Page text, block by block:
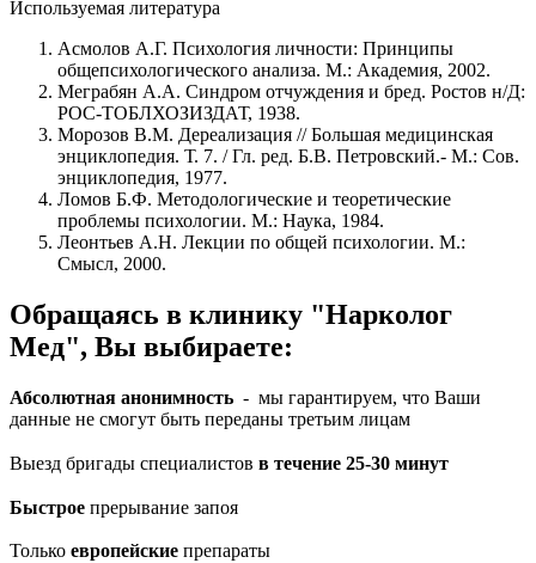
Используемая литература
Асмолов А.Г. Психология личности: Принципы
общепсихологического анализа. М.: Академия, 2002.
Меграбян А.А. Синдром отчуждения и бред. Ростов н/Д:
РОС-ТОБЛХОЗИЗДАТ, 1938.
Морозов В.М. Дереализация // Большая медицинская
энциклопедия. Т. 7. / Гл. ред. Б.В. Петровский.- М.: Сов.
энциклопедия, 1977.
Ломов Б.Ф. Методологические и теоретические
проблемы психологии. М.: Наука, 1984.
Леонтьев А.Н. Лекции по общей психологии. М.:
Смысл, 2000.
Обращаясь в клинику "Нарколог
Мед", Вы выбираете:
Абсолютная анонимность - мы гарантируем, что Ваши
данные не смогут быть переданы третьим лицам
Выезд бригады специалистов в течение 25-30 минут
Быстрое прерывание запоя
Только европейские препараты